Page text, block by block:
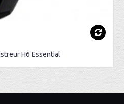
H6 Essential